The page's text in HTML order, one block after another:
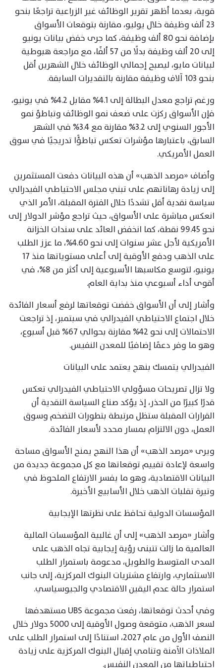
قوية، بعدما أظهر تقرير الوظائف غير الزراعية تراجعًا بنحو
23 ألف وظيفة خلال يوليو، مقارنة بتوقعات الأسواق
بإضافة نحو 80 ألف وظيفة، كما جرى خفض بيانات يونيو
إلى 20 ألف وظيفة بدلًا من 57 ألفًا، مع مراجعة هبوطية
لبيانات مايو، ليصبح إجمالي الوظائف خلال الشهرين أقل
بنحو 103 آلاف وظيفة مقارنة بالتقديرات السابقة.
ورغم تراجع معدل البطالة إلى 4.1% مقابل 4.2% في يونيو،
فإن الأسواق ركزت على ضعف نمو الوظائف وتباطؤ نمو
الأجور السنوي إلى 3.2% مقارنة مع 3.4% في الشهر
السابق، باعتبارها مؤشرات تعكس تباطؤًا تدريجيًا في سوق
العمل الأمريكي.
وأضاف «مرصد الذهب» أن هذه البيانات دفعت المستثمرين
إلى زيادة رهاناتهم على تبني مجلس الاحتياطي الفيدرالي
سياسة نقدية أقل تشددًا خلال الفترة المقبلة، الأمر الذي
انعكس مباشرة على الأسواق، حيث تراجع مؤشر الدولار إلى
نحو 99.45 نقطة، كما انخفض العائد على سندات الخزانة
الأمريكية لأجل عشر سنوات إلى نحو 4.60%، ما عزز الطلب
على الذهب ودفع الأوقية إلى أعلى مستوياتها منذ 17
يونيو، لتوسع مكاسبها الأسبوعية إلى أكثر من 8%، في
أقوى أداء أسبوعي منذ بداية العام.
وأشار إلى أن الأسواق خفضت توقعاتها لرفع أسعار الفائدة
خلال اجتماع الاحتياطي الفيدرالي في سبتمبر، إذ تراجعت
الاحتمالات إلى نحو 42% مقارنة بحوالي 67% قبل أسبوع،
وهو ما وفر دعمًا إضافيًا للمعدن النفيس.
الفيدرالي يتمسك بنهج يعتمد على البيانات
ولا تزال تصريحات مسؤولي الاحتياطي الفيدرالي تعكس
قدرًا كبيرًا من الحذر، إذ يؤكد صناع السياسة النقدية أن
القرارات المقبلة ستظل مرتبطة بتطورات التضخم وسوق
العمل، دون الالتزام بمسار محدد لأسعار الفائدة.
ويرى «مرصد الذهب» أن هذا النهج يمنح الأسواق مساحة
واسعة لإعادة تقييم توقعاتها مع كل مجموعة جديدة من
البيانات الاقتصادية، وهو ما يفسر الارتفاع الملحوظ في
وتيرة تقلبات الذهب خلال الأسابيع الأخيرة.
المؤسسات الدولية تحافظ على نظرتها الإيجابية
وأشار «مرصد الذهب» إلى أن غالبية المؤسسات المالية
العالمية ما زالت تتبنى رؤية إيجابية تجاه الذهب على
المدى المتوسط والطويل، مدعومة باستمرار الطلب
الاستثماري، وارتفاع مشتريات البنوك المركزية، إلى جانب
استمرار حالة عدم اليقين الاقتصادي والجيوسياسي.
وفي أحدث توقعاتها، رفعت مجموعة UBS مستهدفها
لسعر الذهب، متوقعة وصول الأوقية إلى 5000 دولار خلال
النصف الأول من عام 2027، استنادًا إلى استمرار الطلب على
الملاذات الآمنة وتنامي إقبال البنوك المركزية على زيادة
احتياطياتها من المعدن النفيس.